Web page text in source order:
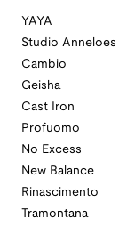
YAYA
Studio Anneloes
Cambio
Geisha
Cast Iron
Profuomo
No Excess
New Balance
Rinascimento
Tramontana